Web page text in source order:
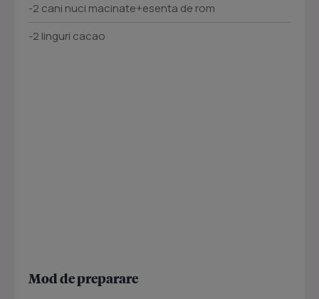
-2 cani nuci macinate+esenta de rom
-2 linguri cacao
Mod de preparare